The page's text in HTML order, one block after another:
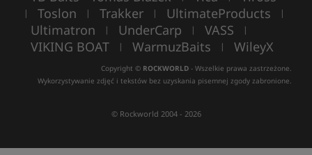
| Toslon | Trakker | UltimateProducts |
Ultimatron | UnderCarp | VASS |
VIKING BOAT | WarmuzBaits | WileyX
Copyright © ROCKWORLD - Wszelkie prawa zastrzeżone.
Wykorzystywanie zdjęć i tekstów bez uzyskania pisemnej zgody zabronione.
© Rockworld 2004 - 2026